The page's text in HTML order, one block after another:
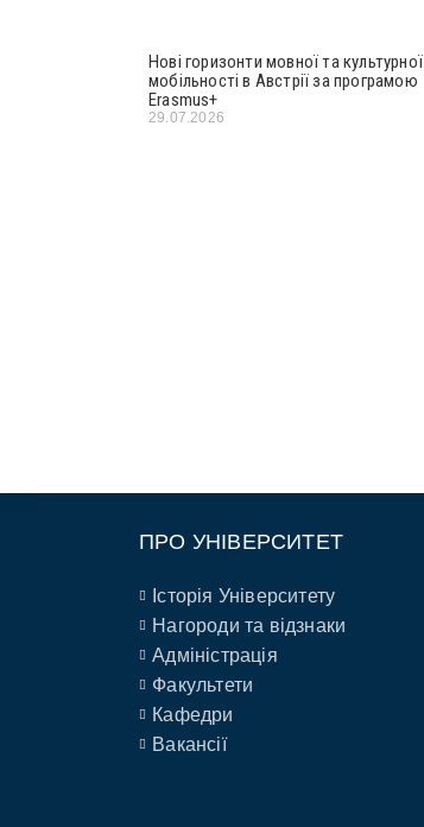
Нові горизонти мовної та культурної
мобільності в Австрії за програмою
Erasmus+
29.07.2026
ПРО УНІВЕРСИТЕТ
Історія Університету
Нагороди та відзнаки
Адміністрація
Факультети
Кафедри
Вакансії